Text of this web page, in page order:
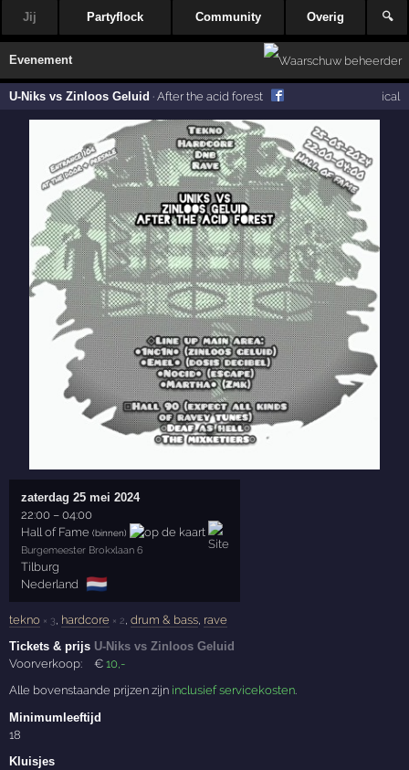
Jij Partyflock Community Overig 🔍
Evenement
U-Niks vs Zinloos Geluid ·After the acid forest ical
zaterdag 25 mei 2024
22:00 –04:00
Hall of Fame (binnen)
Burgemeester Brokxlaan 6
Tilburg
Nederland
🇳🇱
tekno × 3 hardcore × 2 ,drum & bass rave
Tickets & prijs U-Niks vs Zinloos Geluid
Voorverkoop:
€10,-
Alle bovenstaande prijzen zijn inclusief servicekosten.
Minimumleeftijd
18
Kluisjes